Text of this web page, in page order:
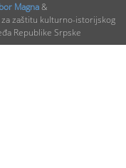
Magna&
za zaštitu kulturno-istorijskog
Republike Srpske